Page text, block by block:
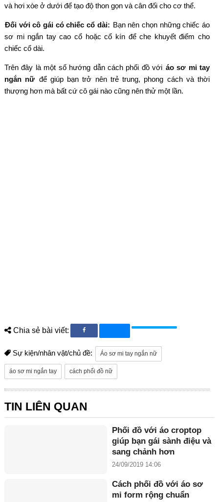
và hơi xòe ở dưới để tạo độ thon gọn và cân đối cho cơ thể.
Đối với cô gái có chiếc cổ dài: Bạn nên chọn những chiếc áo
sơ mi ngắn tay cao cổ hoặc cổ kín để che khuyết điểm cho
chiếc cổ dài.
Trên đây là một số hướng dẫn cách phối đồ với áo sơ mi tay
ngắn nữ để giúp bạn trở nên trẻ trung, phong cách và thời
thượng hơn mà bất cứ cô gái nào cũng nên thử một lần.
Chia sẻ bài viết:
Sự kiện/nhân vật/chủ đề: Áo sơ mi tay ngắn nữ
áo sơ mi ngắn tay cách phối đồ nữ
TIN LIÊN QUAN
Phối đồ với áo croptop
giúp bạn gái sành điệu và
sang chảnh hơn
24/09/2019 14:06
Cách phối đồ với áo sơ
mi form rộng chuẩn